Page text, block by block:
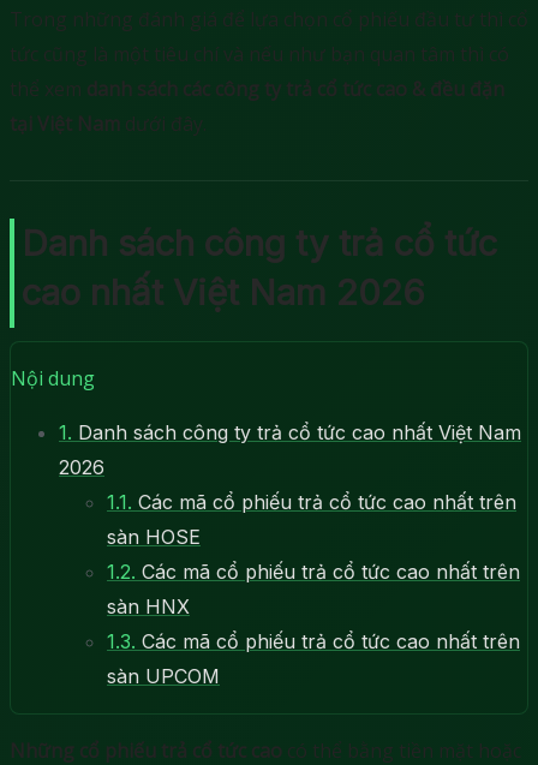
Trong những đánh giá để lựa chọn cổ phiếu đầu tư thì cổ
tức cũng là một tiêu chí và nếu như bạn quan tâm thì có
thể xem danh sách các công ty trả cổ tức cao & đều đặn
tại Việt Nam dưới đây.
Danh sách công ty trả cổ tức
cao nhất Việt Nam 2026
Nội dung
1. Danh sách công ty trả cổ tức cao nhất Việt Nam
2026
1.1. Các mã cổ phiếu trả cổ tức cao nhất trên
sàn HOSE
1.2. Các mã cổ phiếu trả cổ tức cao nhất trên
sàn HNX
1.3. Các mã cổ phiếu trả cổ tức cao nhất trên
sàn UPCOM
Những cổ phiếu trả cổ tức cao có thể bằng tiền mặt hoặc